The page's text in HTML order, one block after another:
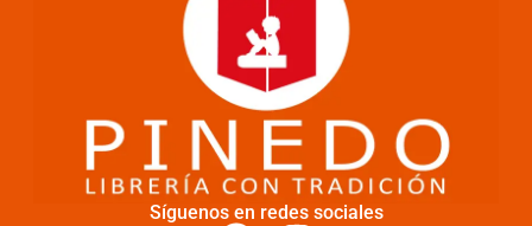
Síguenos en redes sociales